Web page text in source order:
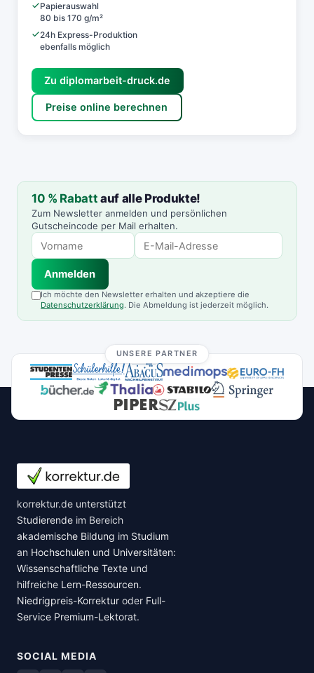
Papierauswahl
80 bis 170 g/m²
24h Express-Produktion
ebenfalls möglich
Zu diplomarbeit-druck.de
Preise online berechnen
10 % Rabatt auf alle Produkte!
Zum Newsletter anmelden und persönlichen
Gutscheincode per Mail erhalten.
Anmelden
Ich möchte den Newsletter erhalten und akzeptiere die
Datenschutzerklärung. Die Abmeldung ist jederzeit möglich.
UNSERE PARTNER
korrektur.de unterstützt
Studierende im Bereich
akademische Bildung im Studium
an Hochschulen und Universitäten:
Wissenschaftliche Texte und
hilfreiche Lern-Ressourcen.
Niedrigpreis-Korrektur oder Full-
Service Premium-Lektorat.
SOCIAL MEDIA